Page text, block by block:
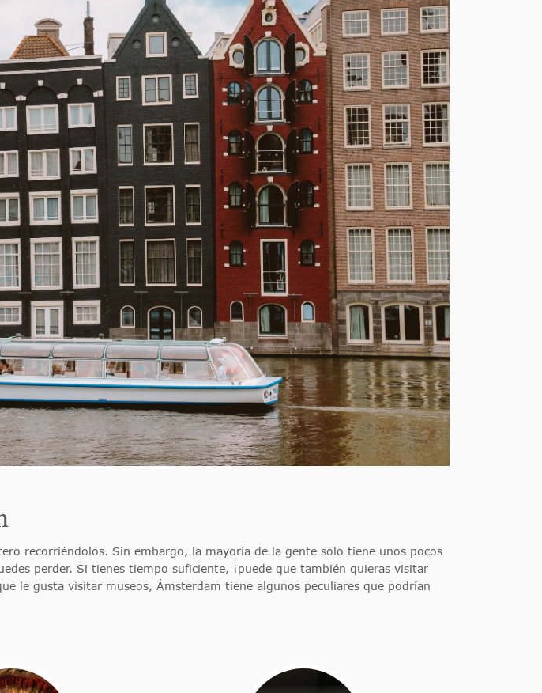
recorriéndolos. Sin embargo, la mayoría de la gente solo tiene unos pocos
perder. Si tienes tiempo suficiente, ¡puede que también quieras visitar
le gusta visitar museos, Ámsterdam tiene algunos peculiares que podrían